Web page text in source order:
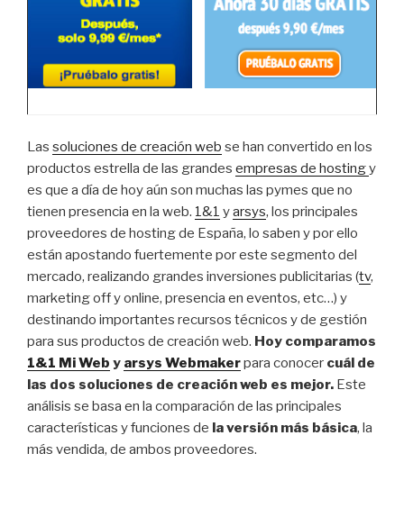
Las soluciones de creación web se han convertido en los
productos estrella de las grandes empresas de hostingy
es que a día de hoy aún son muchas las pymes que no
tienen presencia en la web. 1&1 yarsys, los principales
proveedores de hosting de España, lo saben y por ello
están apostando fuertemente por este segmento del
mercado, realizando grandes inversiones publicitarias (tv,
marketing off y online, presencia en eventos, etc…) y
destinando importantes recursos técnicos y de gestión
para sus productos de creación web. Hoy comparamos
1&1 Mi Web y arsys Webmakerpara conocer cuál de
las dos soluciones de creación web es mejor. Este
análisis se basa en la comparación de las principales
características y funciones de la versión más básica, la
más vendida, de ambos proveedores.